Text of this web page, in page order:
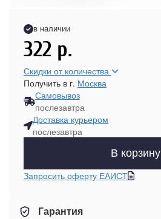
в наличии
322 р.
Скидки от количества
Получить в г. Москва
Самовывоз
послезавтра
Доставка курьером
послезавтра
В корзину
Запросить оферту ЕАИСТ
Гарантия